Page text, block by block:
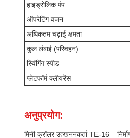
हाइड्रोलिक पंप
ऑपरेटिंग वजन
अधिकतम चढ़ाई क्षमता
कुल लंबाई (परिवहन)
स्विंगिंग स्पीड
प्लेटफॉर्म क्लीयरेंस
अनुप्रयोग:
मिनी क्रॉलर उत्खननकर्ता TE-16 –